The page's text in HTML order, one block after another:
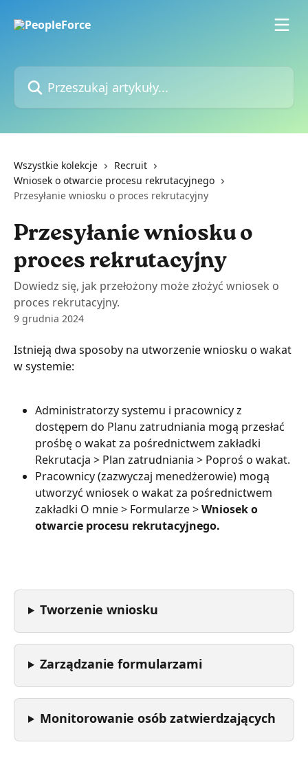
Przeszukaj artykuły...
Wszystkie kolekcje
Recruit
Wniosek o otwarcie procesu rekrutacyjnego
Przesyłanie wniosku o proces rekrutacyjny
Przesyłanie wniosku o
proces rekrutacyjny
Dowiedz się, jak przełożony może złożyć wniosek o
proces rekrutacyjny.
9 grudnia 2024
Istnieją dwa sposoby na utworzenie wniosku o wakat
w systemie:
Administratorzy systemu i pracownicy z
dostępem do Planu zatrudniania mogą przesłać
prośbę o wakat za pośrednictwem zakładki
Rekrutacja > Plan zatrudniania > Poproś o wakat.
Pracownicy (zazwyczaj menedżerowie) mogą
utworzyć wniosek o wakat za pośrednictwem
zakładki O mnie > Formularze > Wniosek o
otwarcie procesu rekrutacyjnego.
Tworzenie wniosku
Zarządzanie formularzami
Monitorowanie osób zatwierdzających